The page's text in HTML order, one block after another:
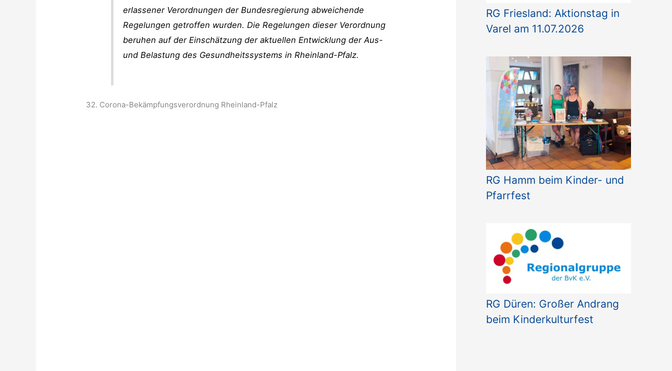
erlassener Verordnungen der Bundesregierung abweichende
Regelungen getroffen wurden. Die Regelungen dieser Verordnung
beruhen auf der Einschätzung der aktuellen Entwicklung der Aus-
und Belastung des Gesundheitssystems in Rheinland-Pfalz.
32. Corona-Bekämpfungsverordnung Rheinland-Pfalz
RG Friesland: Aktionstag in
Varel am 11.07.2026
RG Hamm beim Kinder- und
Pfarrfest
RG Düren: Großer Andrang
beim Kinderkulturfest